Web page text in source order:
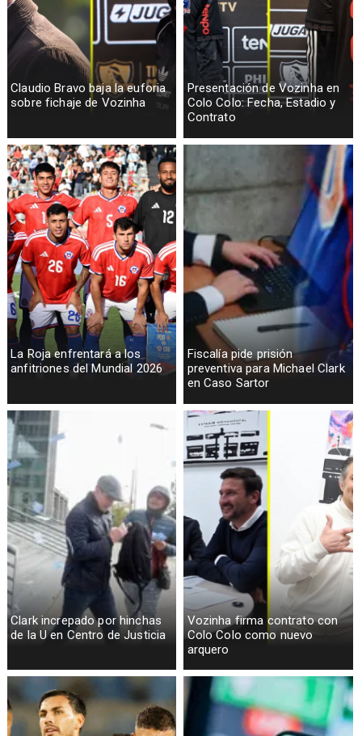
Claudio Bravo baja la euforia
sobre fichaje de Vozinha
Presentación de Vozinha en
Colo Colo: Fecha, Estadio y
Contrato
La Roja enfrentará a los
anfitriones del Mundial 2026
Fiscalía pide prisión
preventiva para Michael Clark
en Caso Sartor
Clark increpado por hinchas
de la U en Centro de Justicia
Vozinha firma contrato con
Colo Colo como nuevo
arquero